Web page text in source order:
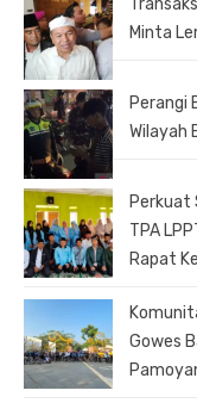
Minta
Perangi
Wilayah
Perkuat
TPA
Rapat
Gowes